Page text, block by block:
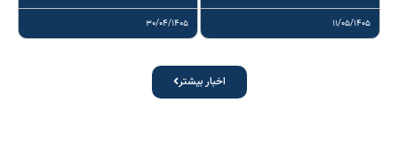
۱۱/۰۵/۱۴۰۵ ۳۰/۰۴/۱۴۰۵
اخبار بیشتر